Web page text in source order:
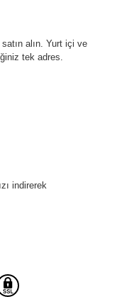
alın. Yurt içi ve
tek adres.
indirerek